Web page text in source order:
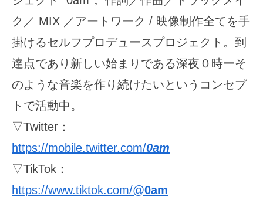
ク／ MIX ／アートワーク / 映像制作全てを手
掛けるセルフプロデュースプロジェクト。到
達点であり新しい始まりである深夜０時ーそ
のような音楽を作り続けたいというコンセプ
トで活動中。
▽Twitter：
https://mobile.twitter.com/0am
▽TikTok：
https://www.tiktok.com/@0am